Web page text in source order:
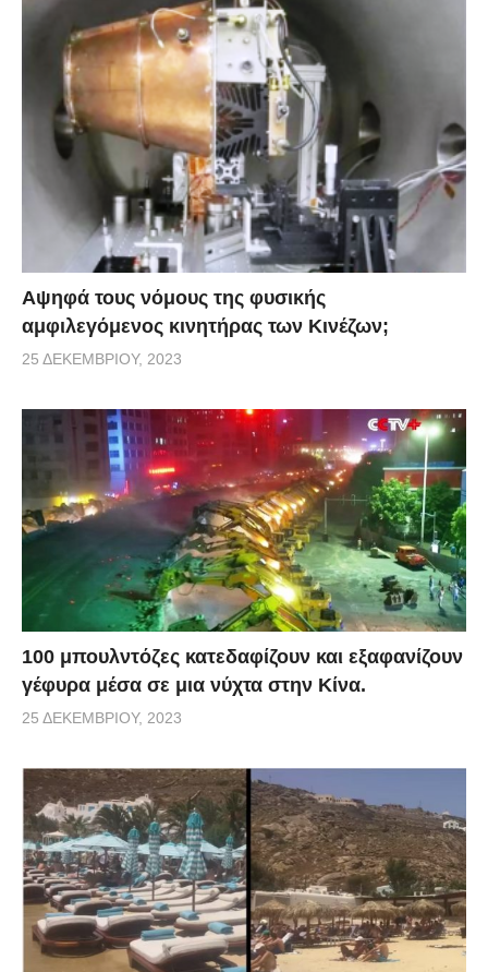
Αψηφά τους νόμους της φυσικής
αμφιλεγόμενος κινητήρας των Κινέζων;
25 ΔΕΚΕΜΒΡΊΟΥ, 2023
100 μπουλντόζες κατεδαφίζουν και εξαφανίζουν
γέφυρα μέσα σε μια νύχτα στην Κίνα.
25 ΔΕΚΕΜΒΡΊΟΥ, 2023